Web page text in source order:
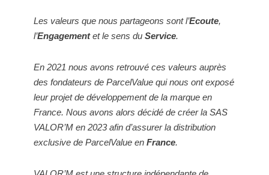
Les valeurs que nous partageons sont l’Ecoute,
l’Engagementet le sens du Service.
En 2021 nous avons retrouvé ces valeurs auprès
des fondateurs de ParcelValue qui nous ont exposé
leur projet de développement de la marque en
France. Nous avons alors décidé de créer la SAS
VALOR’M en 2023 afin d’assurer la distribution
exclusive de ParcelValue en France.